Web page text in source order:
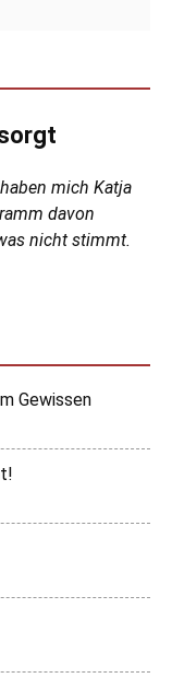
mich Katja
davon
nicht stimmt.
Gewissen